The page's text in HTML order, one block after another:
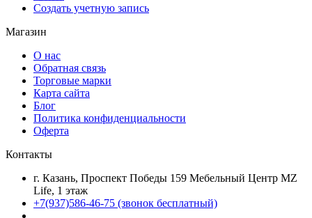
Создать учетную запись
Магазин
О нас
Обратная связь
Торговые марки
Карта сайта
Блог
Политика конфиденциальности
Оферта
Контакты
г. Казань, Проспект Победы 159 Мебельный Центр MZ
Life, 1 этаж
+7(937)586-46-75 (звонок бесплатный)